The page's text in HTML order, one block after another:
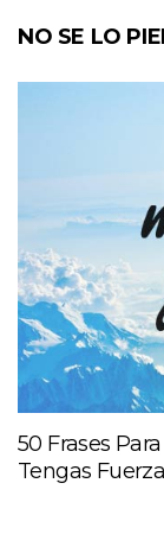
NO SE LO
50 Frases
Tengas